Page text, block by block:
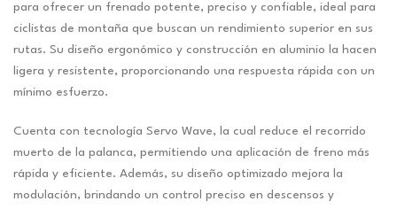
para ofrecer un frenado potente, preciso y confiable, ideal para
ciclistas de montaña que buscan un rendimiento superior en sus
rutas. Su diseño ergonómico y construcción en aluminio la hacen
ligera y resistente, proporcionando una respuesta rápida con un
mínimo esfuerzo.
Cuenta con tecnología Servo Wave, la cual reduce el recorrido
muerto de la palanca, permitiendo una aplicación de freno más
rápida y eficiente. Además, su diseño optimizado mejora la
modulación, brindando un control preciso en descensos y